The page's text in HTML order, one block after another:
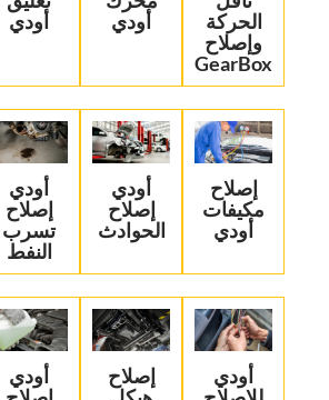
الحركة
وإصلاح
GearBox‏
أودي
أودي‏
‏إصلاح
مكيفات
أودي‏
‏أودي
إصلاح
الحوادث‏
‏أودي
إصلاح
تسرب
النفط‏
‏أودي
‏إصلاح
‏أودي